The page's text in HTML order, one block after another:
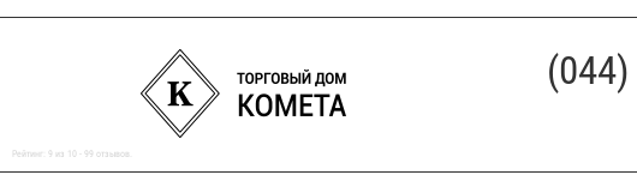
Рейтинг: 9 из 10 99 отзывов.